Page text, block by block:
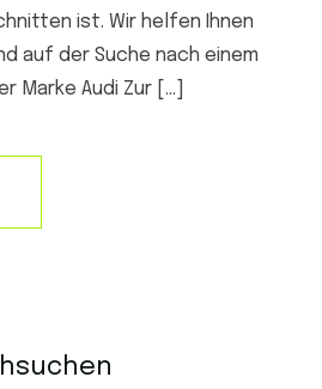
ist. Wir helfen Ihnen
auf der Suche nach einem
Marke Audi Zur […]